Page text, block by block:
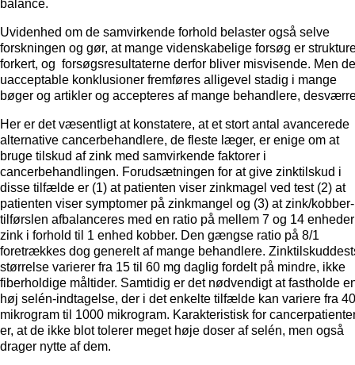
balance.
Uvidenhed om de samvirkende forhold belaster også selve
forskningen og gør, at mange videnskabelige forsøg er
forkert, og forsøgsresultaterne derfor bliver misvisende. Men de
uacceptable konklusioner fremføres alligevel stadig i mange
bøger og artikler og accepteres af mange behandlere,
Her er det væsentligt at konstatere, at et stort antal avancerede
alternative cancerbehandlere, de fleste læger, er enige om at
bruge tilskud af zink med samvirkende faktorer i
cancerbehandlingen. Forudsætningen for at give zinktilskud i
disse tilfælde er (1) at patienten viser zinkmagel ved test (2) at
patienten viser symptomer på zinkmangel og (3) at zink/kobber-
tilførslen afbalanceres med en ratio på mellem 7 og 14 enheder
zink i forhold til 1 enhed kobber. Den gængse ratio på 8/1
foretrækkes dog generelt af mange behandlere.
størrelse varierer fra 15 til 60 mg daglig fordelt på mindre, ikke
fiberholdige måltider. Samtidig er det nødvendigt at fastholde
høj selén-indtagelse, der i det enkelte tilfælde kan variere fra
mikrogram til 1000 mikrogram. Karakteristisk for
er, at de ikke blot tolerer meget høje doser af selén, men også
drager nytte af dem.